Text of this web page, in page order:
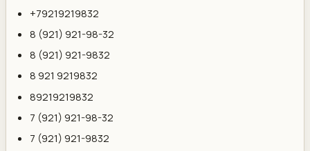
+79219219832
8 (921) 921-98-32
8 (921) 921-9832
8 921 9219832
89219219832
7 (921) 921-98-32
7 (921) 921-9832